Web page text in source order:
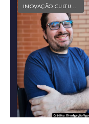
INOVAÇÃO CULTURAL •